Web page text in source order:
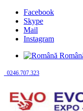
Facebook
Skype
Mail
Instagram
0246.707.323